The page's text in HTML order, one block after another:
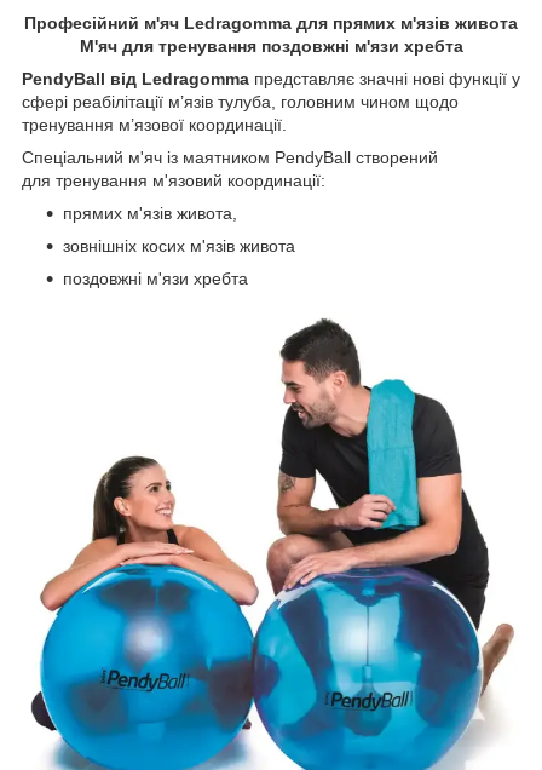
Професійний м'яч Ledragomma для прямих м'язів живота
М'яч для тренування поздовжні м'язи хребта
PendyBall від Ledragomma представляє значні нові функції у
сфері реабілітації м’язів тулуба, головним чином щодо
тренування м’язової координації.
Спеціальний м'яч із маятником PendyBall створений
для тренування м'язовий координації:
прямих м'язів живота,
зовнішніх косих м'язів живота
поздовжні м'язи хребта